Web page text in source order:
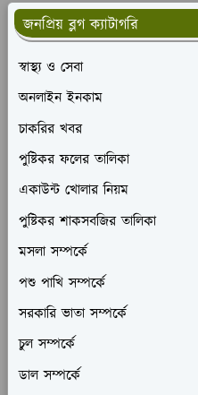
জনপ্রিয় ব্লগ ক্যাটাগরি
স্বাস্থ্য ও সেবা
অনলাইন ইনকাম
চাকরির খবর
পুষ্টিকর ফলের তালিকা
একাউন্ট খোলার নিয়ম
পুষ্টিকর শাকসবজির তালিকা
মসলা সম্পর্কে
পশু পাখি সম্পর্কে
সরকারি ভাতা সম্পর্কে
চুল সম্পর্কে
ডাল সম্পর্কে